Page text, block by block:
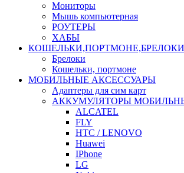
Мониторы
Мышь компьютерная
РОУТЕРЫ
ХАБЫ
КОШЕЛЬКИ,ПОРТМОНЕ,БРЕЛОКИ
Брелоки
Кошельки, портмоне
МОБИЛЬНЫЕ АКСЕССУАРЫ
Адаптеры для сим карт
АККУМУЛЯТОРЫ
ALCATEL
FLY
HTC / LENOVO
Huawei
IPhone
LG